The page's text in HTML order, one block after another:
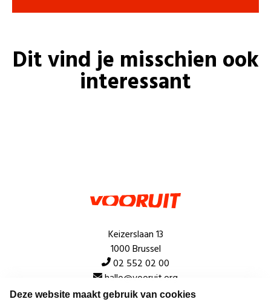
Deze website maakt gebruik van cookies
Dit vind je misschien ook
interessant
Keizerslaan 13
1000 Brussel
02 552 02 00
hallo@vooruit.org